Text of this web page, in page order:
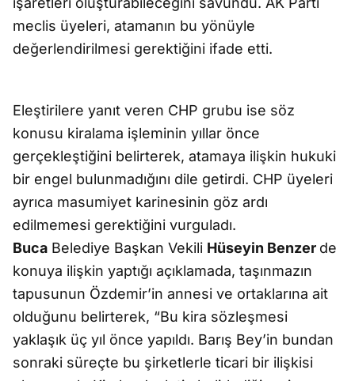
meclis üyeleri, atamanın bu yönüyle
değerlendirilmesi gerektiğini ifade etti.
Eleştirilere yanıt veren CHP grubu ise söz
konusu kiralama işleminin yıllar önce
gerçekleştiğini belirterek, atamaya ilişkin hukuki
bir engel bulunmadığını dile getirdi. CHP üyeleri
ayrıca masumiyet karinesinin göz ardı
edilmemesi gerektiğini vurguladı.
Buca Belediye Başkan Vekili Hüseyin Benzer de
konuya ilişkin yaptığı açıklamada, taşınmazın
tapusunun Özdemir’in annesi ve ortaklarına ait
olduğunu belirterek, “Bu kira sözleşmesi
yaklaşık üç yıl önce yapıldı. Barış Bey’in bundan
sonraki süreçte bu şirketlerle ticari bir ilişkisi